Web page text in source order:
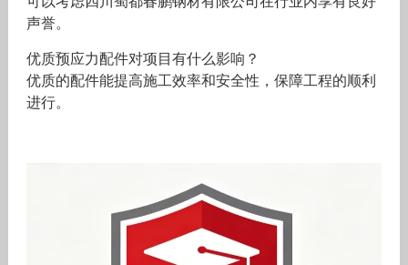
声誉。
优质预应力配件对项目有什么影响？
优质的配件能提高施工效率和安全性，保障工程的顺利
进行。